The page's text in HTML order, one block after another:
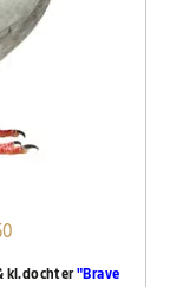
kl.dochter"Brave